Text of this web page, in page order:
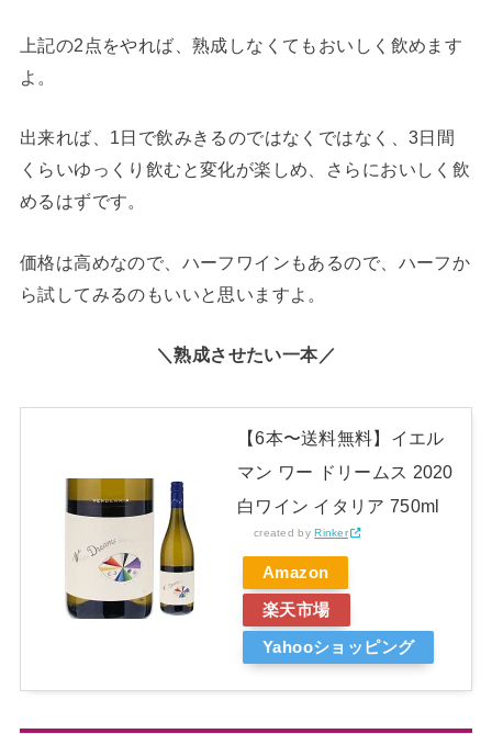
上記の2点をやれば、熟成しなくてもおいしく飲めます
よ。
出来れば、1日で飲みきるのではなくではなく、3日間
くらいゆっくり飲むと変化が楽しめ、さらにおいしく飲
めるはずです。
価格は高めなので、ハーフワインもあるので、ハーフか
ら試してみるのもいいと思いますよ。
＼熟成させたい一本／
【6本〜送料無料】イエル
マン ワー ドリームス 2020
白ワイン イタリア 750ml
created byRinker
Amazon
楽天市場
Yahooショッピング